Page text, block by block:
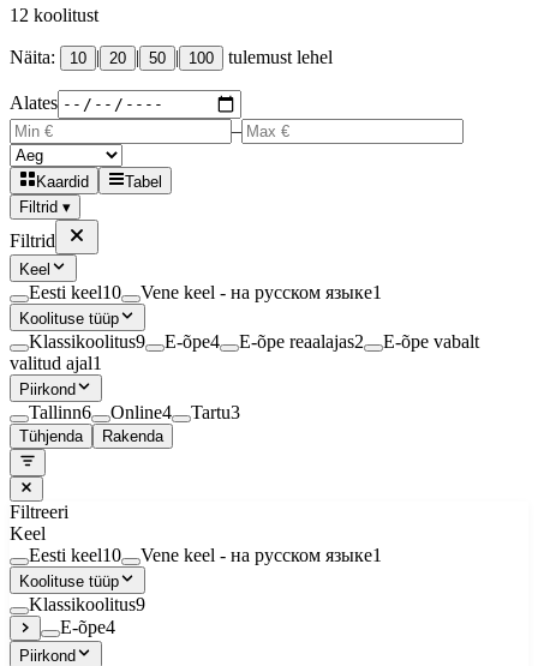
12 koolitust
Näita: 10 | 20 | 50 | 100 tulemust lehel
Alates
–
Kaardid
Tabel
Filtrid ▾
Filtrid
Keel
Eesti keel10 Vene keel - на русском языке1
Koolituse tüüp
Klassikoolitus9 E-õpe4 E-õpe reaalajas2
E-õpe vabalt
valitud ajal1
Piirkond
Tallinn6 Online4 Tartu3
Tühjenda Rakenda
Filtreeri
Keel
Eesti keel10 Vene keel - на русском языке1
Koolituse tüüp
Klassikoolitus9
E-õpe4
Piirkond